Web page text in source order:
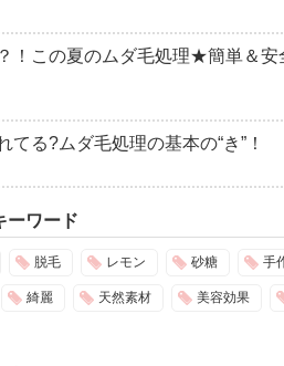
！この夏のムダ毛処理★簡単＆
てる?ムダ毛処理の基本の“き”！
ーワード
脱毛 レモン 砂糖 手
綺麗 天然素材 美容効果